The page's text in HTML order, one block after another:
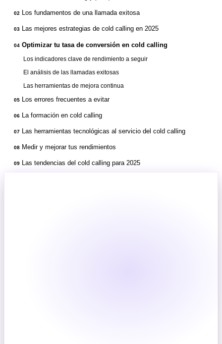
02 Los fundamentos de una llamada exitosa
03 Las mejores estrategias de cold calling en 2025
04 Optimizar tu tasa de conversión en cold calling
Los indicadores clave de rendimiento a seguir
El análisis de las llamadas exitosas
Las herramientas de mejora continua
05 Los errores frecuentes a evitar
06 La formación en cold calling
07 Las herramientas tecnológicas al servicio del cold calling
08 Medir y mejorar tus rendimientos
09 Las tendencias del cold calling para 2025